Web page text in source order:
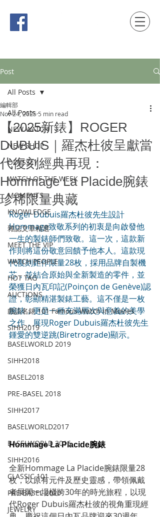
Post
All Posts
NEW WATCH
NEW SHOP
ODYSSEY
WATCH OF THE WEEK
MOMENTS
KNOWLEDGE
雜誌文章精選
MEET THE VIP
WATCH PEOPLE
HOT TAG
AUCTIONS
戲語名錶 101 Famous Watch in Movies
SIHH2019
BASELWORLD 2019
SIHH2018
BASEL2018
PRE-BASEL 2018
SIHH2017
BASELWORLD2017
BASELWORLD 2016
SIHH2016
CLASSIC 101
PRE-BASEL 2020
JEWELRY
All Posts
【2025新錶】ROGER
DUBUIS｜羅杰杜彼呈獻當
代復刻經典再現：
Hommage La Placide腕錶
珍稀限量典藏
編輯部
Nov 24, 2025 5 min read
Roger Dubuis羅杰杜彼先生設計
Hommage致敬系列的初衷是向啟發他
一生的製錶師們致敬。這一次，這款新
作則將這份敬意回饋予他本人。這款現
代復刻鉅作限量28枚，採用品牌自製機
芯，並結合原始與全新製造的零件，並
榮獲日內瓦印記(Poinçon de Genève)認
證，彰顯精湛製錶工藝。這不僅是一枚
腕錶，更是一種充滿層次與意義的美學
之作，展現Roger Dubuis羅杰杜彼先生
鍾愛的雙逆跳(Biretrograde)顯示。
Hommage La Placide腕錶
全新Hommage La Placide腕錶限量28
枚，以原有元件及歷史靈感，帶領佩戴
者展開一場橫跨30年的時光旅程，以現
代Roger Dubuis羅杰杜彼的視角重現經